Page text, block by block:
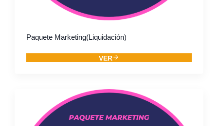
Paquete Marketing(Liquidación)
VER